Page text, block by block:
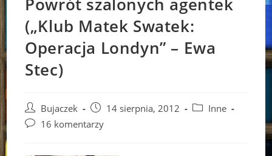
(„Klub Matek Swatek:
Operacja Londyn” – Ewa
Stec)
Post
author:
Bujaczek
Post
published:
14 sierpnia, 2012
PostInne
Post16 komentarzy